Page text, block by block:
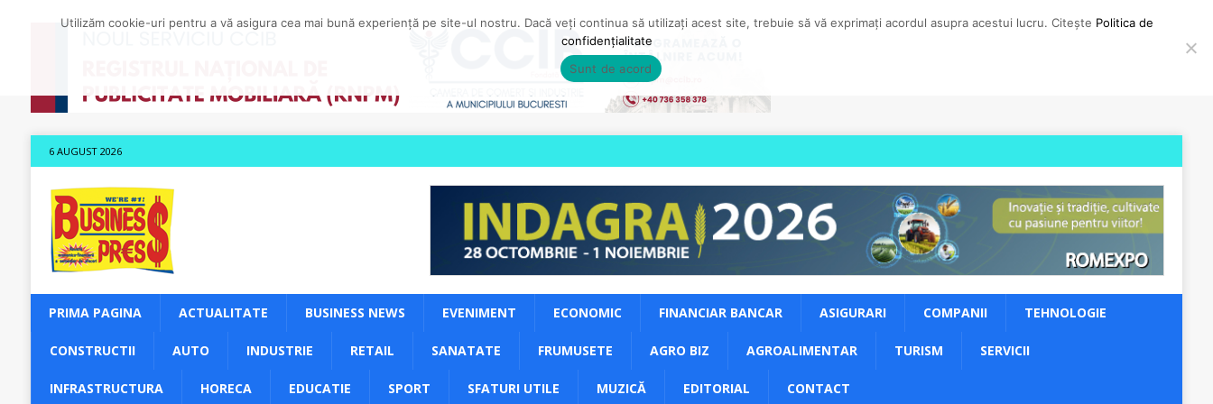
6 AUGUST 2026
PRIMA PAGINA ACTUALITATE BUSINESS NEWS EVENIMENT ECONOMIC FINANCIAR BANCAR ASIGURARI COMPANII TEHNOLOGIE
CONSTRUCTII AUTO INDUSTRIE RETAIL SANATATE FRUMUSETE AGRO BIZ AGROALIMENTAR TURISM SERVICII
INFRASTRUCTURA HORECA EDUCATIE SPORT SFATURI UTILE MUZICĂ EDITORIAL CONTACT
Utilizăm cookie-uri pentru a vă asigura cea mai bună experiență pe site-ul nostru. Dacă veți continua să utilizați acest site, trebuie să vă exprimați acordul asupra acestui lucru. Citește Politica de
confidențialitate
Sunt de acord